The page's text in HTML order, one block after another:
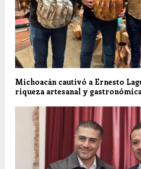
Michoacán cautivó a Ernesto
riqueza artesanal y